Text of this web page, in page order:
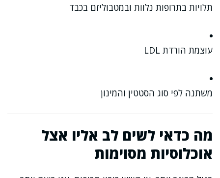
תלויות בתרופות נלוות ובמטבוליזם בכבד
עוצמת הורדת LDL
משתנה לפי סוג הסטטין והמינון
מה כדאי לשים לב אליו אצל
אוכלוסיות מסוימות